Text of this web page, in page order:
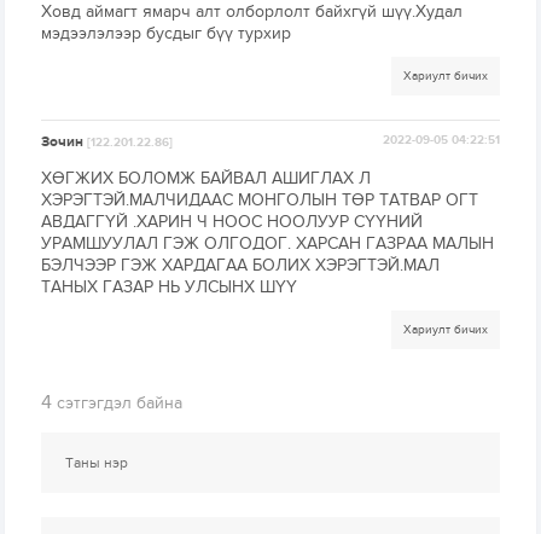
Ховд аймагт ямарч алт олборлолт байхгүй шүү.Худал
мэдээлэлээр бусдыг бүү турхир
Хариулт бичих
Зочин[122.201.22.86] 2022-09-05 04:22:51
ХӨГЖИХ БОЛОМЖ БАЙВАЛ АШИГЛАХ Л
ХЭРЭГТЭЙ.МАЛЧИДААС МОНГОЛЫН ТӨР ТАТВАР ОГТ
АВДАГГҮЙ .ХАРИН Ч НООС НООЛУУР СҮҮНИЙ
УРАМШУУЛАЛ ГЭЖ ОЛГОДОГ. ХАРСАН ГАЗРАА МАЛЫН
БЭЛЧЭЭР ГЭЖ ХАРДАГАА БОЛИХ ХЭРЭГТЭЙ.МАЛ
ТАНЫХ ГАЗАР НЬ УЛСЫНХ ШҮҮ
Хариулт бичих
4 сэтгэгдэл байна